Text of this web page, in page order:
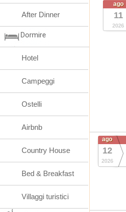
ago
11
2026
ago
12
2026
After Dinner
Dormire
Hotel
Campeggi
Ostelli
Airbnb
Country House
Bed & Breakfast
Villaggi turistici